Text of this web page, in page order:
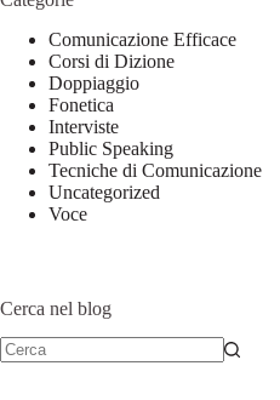
Comunicazione Efficace
Corsi di Dizione
Doppiaggio
Fonetica
Interviste
Public Speaking
Tecniche di Comunicazione
Uncategorized
Voce
Cerca nel blog